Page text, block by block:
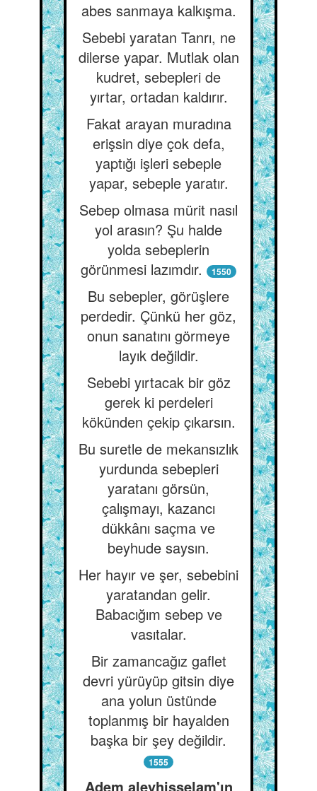
abes sanmaya kalkışma.
Sebebi yaratan Tanrı, ne
dilerse yapar. Mutlak olan
kudret, sebepleri de
yırtar, ortadan kaldırır.
Fakat arayan muradına
erişsin diye çok defa,
yaptığı işleri sebeple
yapar, sebeple yaratır.
Sebep olmasa mürit nasıl
yol arasın? Şu halde
yolda sebeplerin
görünmesi lazımdır.
1550
Bu sebepler, görüşlere
perdedir. Çünkü her göz,
onun sanatını görmeye
layık değildir.
Sebebi yırtacak bir göz
gerek ki perdeleri
kökünden çekip çıkarsın.
Bu suretle de mekansızlık
yurdunda sebepleri
yaratanı görsün,
çalışmayı, kazancı
dükkânı saçma ve
beyhude saysın.
Her hayır ve şer, sebebini
yaratandan gelir.
Babacığım sebep ve
vasıtalar.
Bir zamancağız gaflet
devri yürüyüp gitsin diye
ana yolun üstünde
toplanmış bir hayalden
başka bir şey değildir.
1555
Adem aleyhisselam'ın